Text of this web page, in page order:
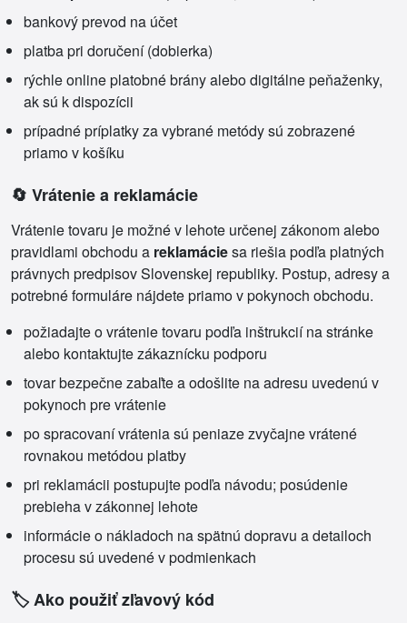
bankový prevod na účet
platba pri doručení (dobierka)
rýchle online platobné brány alebo digitálne peňaženky,
ak sú k dispozícii
prípadné príplatky za vybrané metódy sú zobrazené
priamo v košíku
🔄 Vrátenie a reklamácie
Vrátenie tovaru je možné v lehote určenej zákonom alebo
pravidlami obchodu a reklamáciesa riešia podľa platných
právnych predpisov Slovenskej republiky. Postup, adresy a
potrebné formuláre nájdete priamo v pokynoch obchodu.
požiadajte o vrátenie tovaru podľa inštrukcií na stránke
alebo kontaktujte zákaznícku podporu
tovar bezpečne zabaľte a odošlite na adresu uvedenú v
pokynoch pre vrátenie
po spracovaní vrátenia sú peniaze zvyčajne vrátené
rovnakou metódou platby
pri reklamácii postupujte podľa návodu; posúdenie
prebieha v zákonnej lehote
informácie o nákladoch na spätnú dopravu a detailoch
procesu sú uvedené v podmienkach
🏷️ Ako použiť zľavový kód